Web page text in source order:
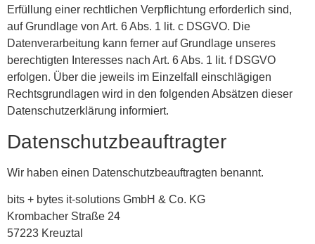
Erfüllung einer rechtlichen Verpflichtung erforderlich sind,
auf Grundlage von Art. 6 Abs. 1 lit. c DSGVO. Die
Datenverarbeitung kann ferner auf Grundlage unseres
berechtigten Interesses nach Art. 6 Abs. 1 lit. f DSGVO
erfolgen. Über die jeweils im Einzelfall einschlägigen
Rechtsgrundlagen wird in den folgenden Absätzen dieser
Datenschutzerklärung informiert.
Datenschutz­beauftragter
Wir haben einen Datenschutzbeauftragten benannt.
bits + bytes it-solutions GmbH & Co. KG
Krombacher Straße 24
57223 Kreuztal